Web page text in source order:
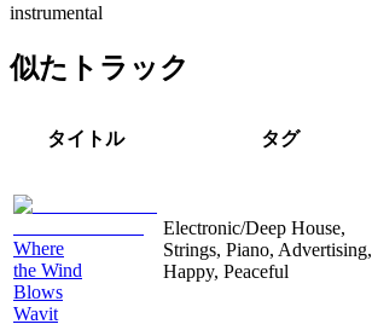
instrumental
似たトラック
タイトル タグ
Where
the Wind
Blows
Wavit
Electronic/Deep House,
Strings, Piano, Advertising,
Happy, Peaceful